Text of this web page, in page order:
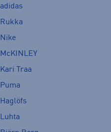
adidas
Rukka
Nike
McKINLEY
Kari Traa
Puma
Haglöfs
Luhta